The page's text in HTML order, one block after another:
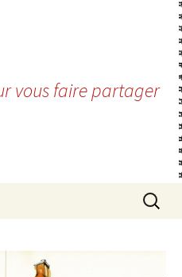
vous faire partager